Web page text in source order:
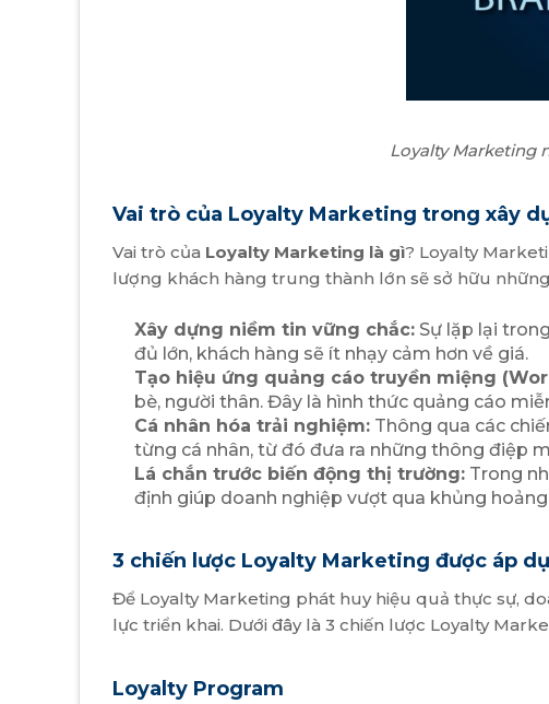
Loyalty Marketing
Vai trò của Loyalty Marketing trong xây
Vai trò của Loyalty Marketing là gì? Loyalty
lượng khách hàng trung thành lớn sẽ sở hữu
Xây dựng niềm tin vững chắc: Sự lặp lại
đủ lớn, khách hàng sẽ ít nhạy cảm hơn về giá.
Tạo hiệu ứng quảng cáo truyền miệng
bè, người thân. Đây là hình thức quảng cáo
Cá nhân hóa trải nghiệm: Thông qua các
từng cá nhân, từ đó đưa ra những thông điệp
Lá chắn trước biến động thị trường: Trong
định giúp doanh nghiệp vượt qua khủng
3 chiến lược Loyalty Marketing được áp
Để Loyalty Marketing phát huy hiệu quả thực sự,
lực triển khai. Dưới đây là 3 chiến lược Loyalty
Loyalty Program